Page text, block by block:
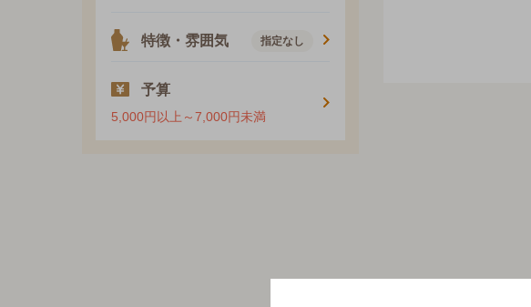
特徴・雰囲気 指定なし
予算
5,000円以上～7,000円未満